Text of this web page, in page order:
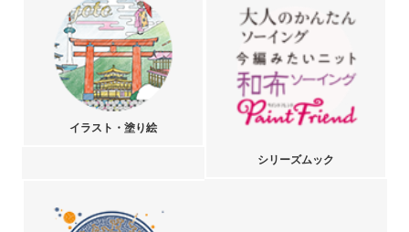
イラスト・塗り絵
シリーズムック